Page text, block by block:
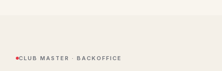
CLUB MASTER · BACKOFFICE